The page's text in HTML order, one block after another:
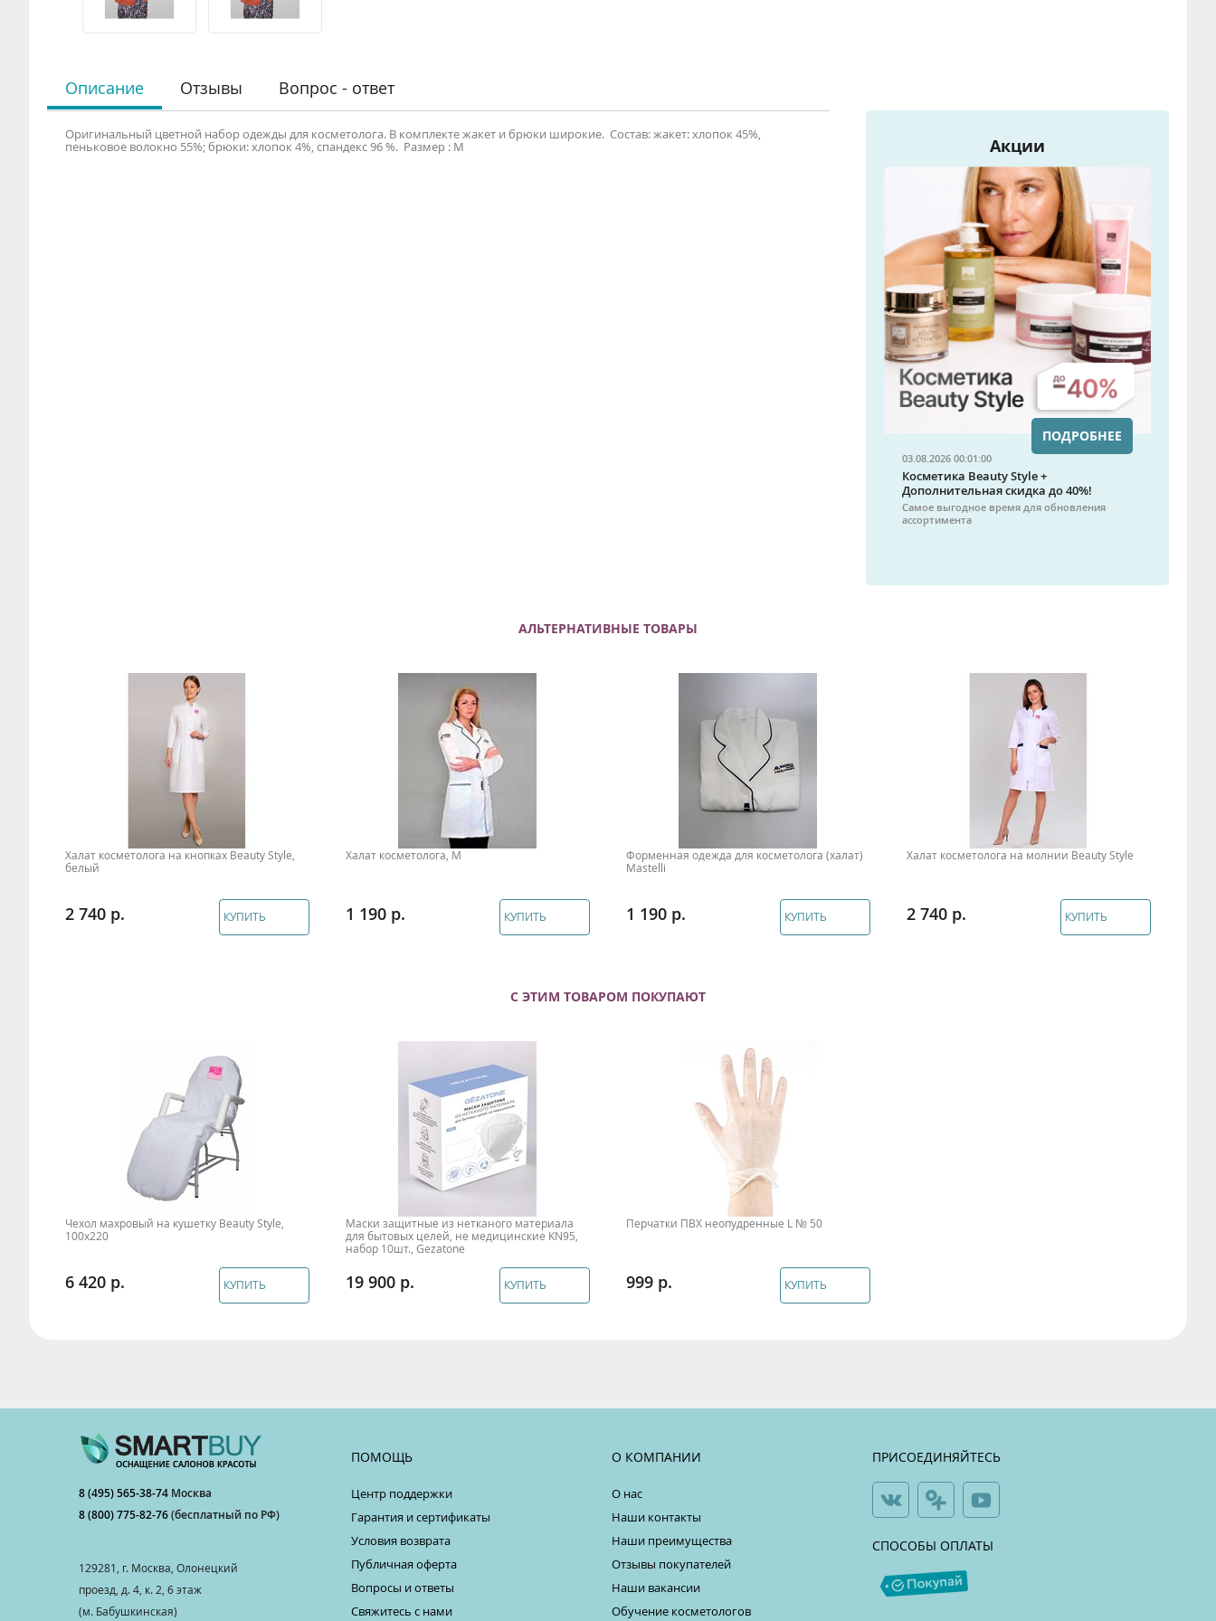
Описание
Оригинальный цветной набор одежды для косметолога. В комплекте жакет и брюки широкие. Состав: жакет: хлопок 45%,
пеньковое волокно 55%; брюки: хлопок 4%, спандекс 96 %. Размер : M
Отзывы Вопрос - ответ
Акции
03.08.2026 00:01:00
Косметика Beauty Style +
Дополнительная скидка до 40%!
Самое выгодное время для обновления
ассортимента
ПОДРОБНЕЕ
АЛЬТЕРНАТИВНЫЕ ТОВАРЫ
Халат косметолога на кнопках Beauty Style,
белый
2 740 КУПИТЬ
Халат косметолога, M
1 190 КУПИТЬ
Форменная одежда для косметолога (халат)
Mastelli
1 190 КУПИТЬ
Халат косметолога на молнии Beauty Style
2 740 КУПИТЬ
С ЭТИМ ТОВАРОМ ПОКУПАЮТ
Чехол махровый на кушетку Beauty Style,
100х220
6 420 КУПИТЬ
Маски защитные из нетканого материала
для бытовых целей, не медицинские KN95,
набор 10шт., Gezatone
19 900 КУПИТЬ
Перчатки ПВХ неопудренные L № 50
999 КУПИТЬ
8 (495) 565-38-74 Москва
8 (800) 775-82-76(бесплатный по РФ)
129281, г. Москва, Олонецкий
проезд, д. 4, к. 2, 6 этаж
(м. Бабушкинская)
ПОМОЩЬ
Центр поддержки
Гарантия и сертификаты
Условия возврата
Публичная оферта
Вопросы и ответы
Свяжитесь с нами
О КОМПАНИИ
О нас
Наши контакты
Наши преимущества
Отзывы покупателей
Наши вакансии
Обучение косметологов
ПРИСОЕДИНЯЙТЕСЬ
СПОСОБЫ ОПЛАТЫ